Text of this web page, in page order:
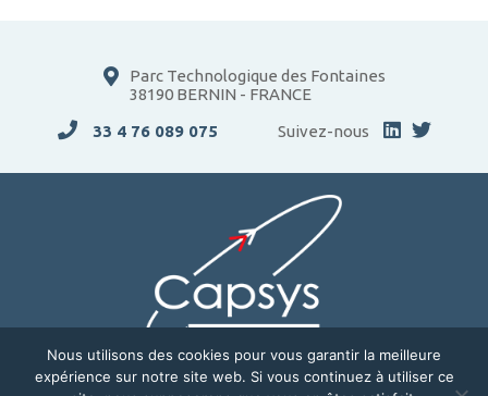
Parc Technologique des Fontaines
38190 BERNIN - FRANCE
33 4 76 089 075
Suivez-nous
ENTREPRISE
SOLUTIONS
Nous utilisons des cookies pour vous garantir la meilleure
expérience sur notre site web. Si vous continuez à utiliser ce